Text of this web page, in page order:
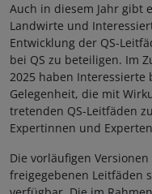
Auch in diesem Jahr gibt
Landwirte und
Entwicklung der QS-
bei QS zu beteiligen. Im
2025 haben Interessierte
Gelegenheit, die mit
tretenden QS-Leitfäden
Expertinnen und
Die vorläufigen
freigegebenen Leitfäden